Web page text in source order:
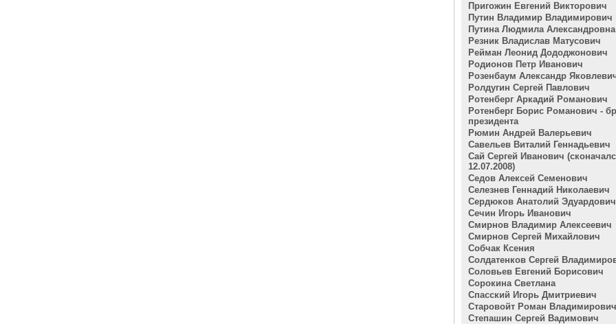
Пригожин Евгений Викторович
Путин Владимир Владимирович
Путина Людмила Александровна
Резник Владислав Матусович
Рейман Леонид Дододжонович
Родионов Петр Иванович
Розенбаум Александр
Ролдугин Сергей Павлович
Ротенберг Аркадий Романович
Ротенберг Борис Романович -
президента
Рюмин Андрей Валерьевич
Савельев Виталий Геннадьевич
Сай Сергей Иванович
12.07.2008)
Седов Алексей Семенович
Селезнев Геннадий Николаевич
Сердюков Анатолий Эдуардович
Сечин Игорь Иванович
Смирнов Владимир Алексеевич
Смирнов Сергей Михайлович
Собчак Ксения
Солдатенков Сергей
Соловьев Евгений Борисович
Сорокина Светлана
Спасский Игорь Дмитриевич
Старовойт Роман Владимирович
Степашин Сергей Вадимович